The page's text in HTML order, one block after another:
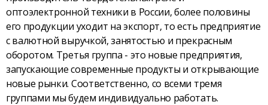
оптоэлектронной техники в России, более половины
его продукции уходит на экспорт, то есть предприятие
с валютной выручкой, занятостью и прекрасным
оборотом. Третья группа - это новые предприятия,
запускающие современные продукты и открывающие
новые рынки. Соответственно, со всеми тремя
группами мы будем индивидуально работать.